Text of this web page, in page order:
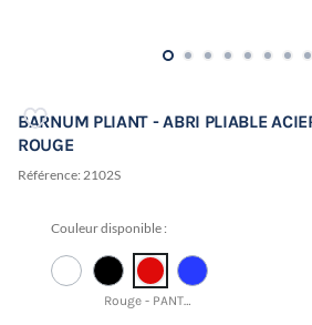
BARNUM PLIANT - ABRI PLIABLE
ROUGE
Référence: 2102S
Couleur disponible :
Rouge - PANTONE 18-1663 TCX